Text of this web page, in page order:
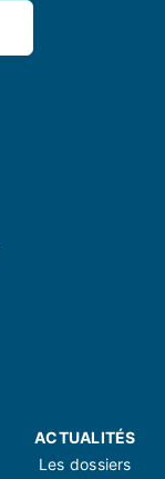
ACTUALITÉS
Les dossiers